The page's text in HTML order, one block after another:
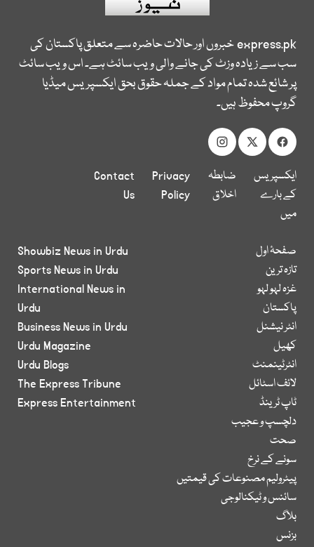
express.pkخبروں اور حالات حاضرہ سے متعلق پاکستان کی
سب سے زیادہ وزٹ کی جانے والی ویب سائٹ ہے۔ اس ویب سائٹ
پر شائع شدہ تمام مواد کے جملہ حقوق بحق ایکسپریس میڈیا
گروپ محفوظ ہیں۔
ایکسپریس
کے بارے
میں
ضابطہ
اخلاق
Privacy
Policy
Contact
Us
صفحۂ اول
تازہ ترین
غزہ لہو لہو
پاکستان
انٹر نیشنل
کھیل
انٹرٹینمنٹ
لائف اسٹائل
ٹاپ ٹرینڈ
دلچسپ و عجیب
صحت
سونے کے نرخ
پیٹرولیم مصنوعات کی قیمتیں
سائنس و ٹیکنالوجی
بلاگ
بزنس
Showbiz News in Urdu
Sports News in Urdu
International News in
Urdu
Business News in Urdu
Urdu Magazine
Urdu Blogs
The Express Tribune
Express Entertainment